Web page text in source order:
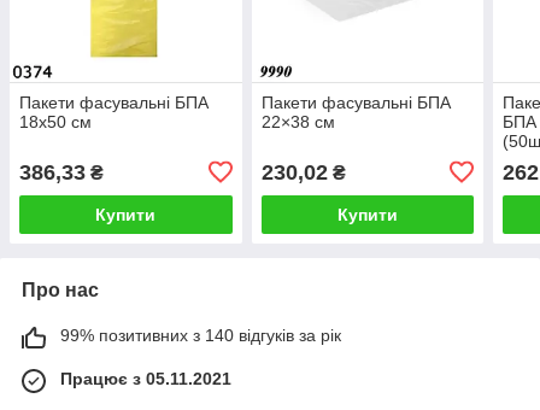
Пакети фасувальні БПА
18х50 см
386,33 ₴
Купити
Пакети фасувальні БПА
22×38 см
230,02₴
Купити
БПА
Про нас
99% позитивних з 140 відгуків за рік
Працює з 05.11.2021